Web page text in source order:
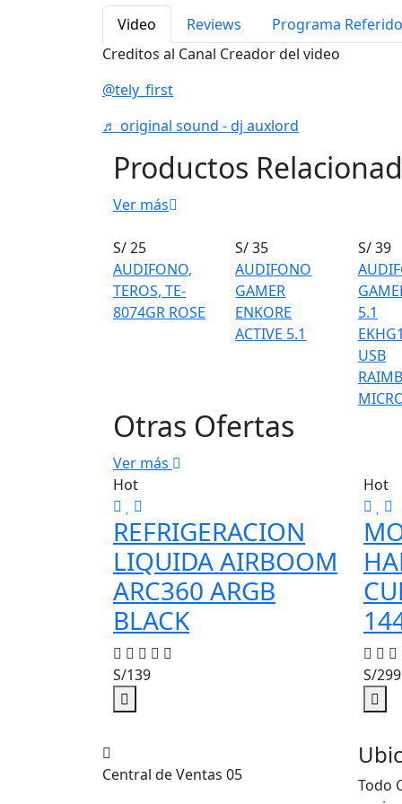
Video Reviews
Programa
Creditos al Canal Creador del video
@tely_first
♬ original sound - dj auxlord
Productos
Ver más
S/ 25
AUDIFONO,
TEROS, TE-
8074GR ROSE
S/ 35
AUDIFONO
GAMER
ENKORE
ACTIVE 5.1
S/ 39
5.1
USB
Otras Ofertas
Ver más
Hot
REFRIGERACION
LIQUIDA AIRBOOM
ARC360 ARGB
BLACK
S/139
Hot
S/299
Central de Ventas 05
Todo